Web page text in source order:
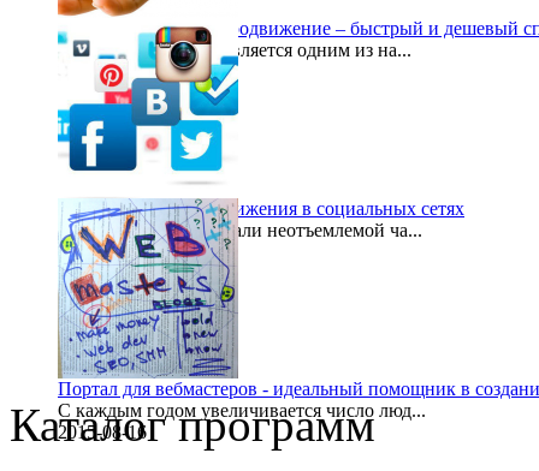
Сайт визитка и seo продвижение – быстрый и дешевый
Интернет-визитка является одним из на...
2015-10-02
Преимущества продвижения в социальных сетях
Социальные сети стали неотъемлемой ча...
2015-10-02
Портал для вебмастеров - идеальный помощник в
С каждым годом увеличивается число люд...
2015-08-16
Каталог программ